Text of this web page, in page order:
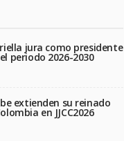
jura como presidente
periodo 2026-2030
extienden su reinado
en JJCC2026